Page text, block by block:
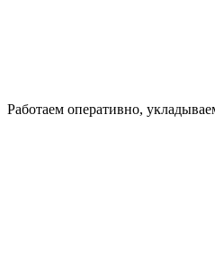
Работаем оперативно,